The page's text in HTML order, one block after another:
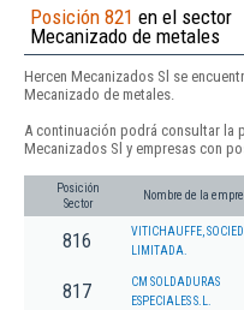
Posición 821 en el sector
Mecanizado de metales
Hercen Mecanizados Sl se
Mecanizado de metales.
A continuación podrá consultar la
Mecanizados Sl y empresas con
Posición
Sector
Nombre de la
816
VITICHAUFFE,
LIMITADA.
817
CM SOLDADURAS
ESPECIALES S.L.